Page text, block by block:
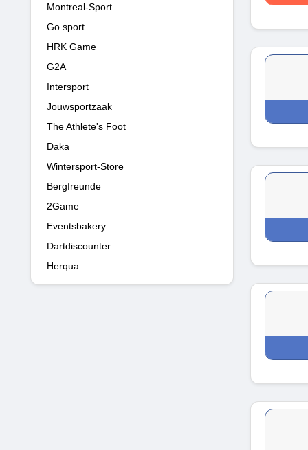
Montreal-Sport
Go sport
HRK Game
G2A
Intersport
Jouwsportzaak
The Athlete's Foot
Daka
Wintersport-Store
Bergfreunde
2Game
Eventsbakery
Dartdiscounter
Herqua